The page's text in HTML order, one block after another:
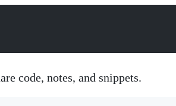
code, notes, and snippets.